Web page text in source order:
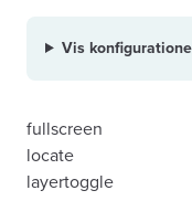
Vis
fullscreen
locate
layertoggle